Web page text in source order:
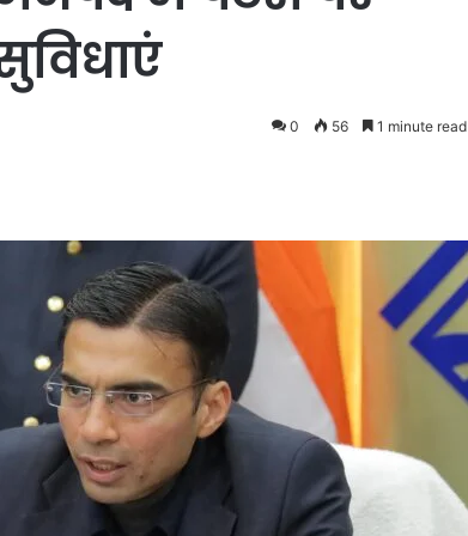
0 56 1 minute read